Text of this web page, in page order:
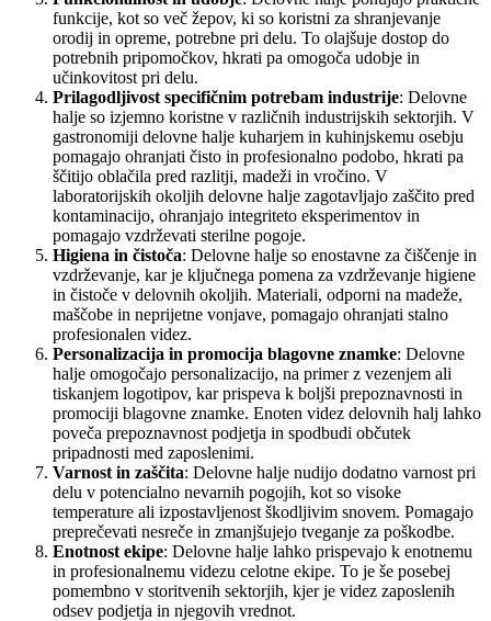
funkcije, kot so več žepov, ki so koristni za shranjevanje
orodij in opreme, potrebne pri delu. To olajšuje dostop do
potrebnih pripomočkov, hkrati pa omogoča udobje in
učinkovitost pri delu.
Prilagodljivost specifičnim potrebam industrije: Delovne
halje so izjemno koristne v različnih industrijskih sektorjih. V
gastronomiji delovne halje kuharjem in kuhinjskemu osebju
pomagajo ohranjati čisto in profesionalno podobo, hkrati pa
ščitijo oblačila pred razlitji, madeži in vročino. V
laboratorijskih okoljih delovne halje zagotavljajo zaščito pred
kontaminacijo, ohranjajo integriteto eksperimentov in
pomagajo vzdrževati sterilne pogoje.
Higiena in čistoča: Delovne halje so enostavne za čiščenje in
vzdrževanje, kar je ključnega pomena za vzdrževanje higiene
in čistoče v delovnih okoljih. Materiali, odporni na madeže,
maščobe in neprijetne vonjave, pomagajo ohranjati stalno
profesionalen videz.
Personalizacija in promocija blagovne znamke: Delovne
halje omogočajo personalizacijo, na primer z vezenjem ali
tiskanjem logotipov, kar prispeva k boljši prepoznavnosti in
promociji blagovne znamke. Enoten videz delovnih halj lahko
poveča prepoznavnost podjetja in spodbudi občutek
pripadnosti med zaposlenimi.
Varnost in zaščita: Delovne halje nudijo dodatno varnost pri
delu v potencialno nevarnih pogojih, kot so visoke
temperature ali izpostavljenost škodljivim snovem. Pomagajo
preprečevati nesreče in zmanjšujejo tveganje za poškodbe.
Enotnost ekipe: Delovne halje lahko prispevajo k enotnemu
in profesionalnemu videzu celotne ekipe. To je še posebej
pomembno v storitvenih sektorjih, kjer je videz zaposlenih
odsev podjetja in njegovih vrednot.